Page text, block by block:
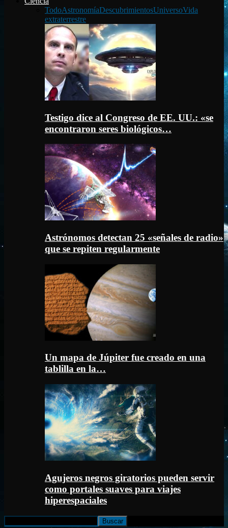
TodoAstronomíaDescubrimientosUniversoVida
extraterrestre
Testigo dice al Congreso de EE. UU.: «se
encontraron seres biológicos…
Astrónomos detectan 25 «señales de radio»
que se repiten regularmente
Un mapa de Júpiter fue creado en una
tablilla en la…
Agujeros negros giratorios pueden servir
como portales suaves para viajes
hiperespaciales